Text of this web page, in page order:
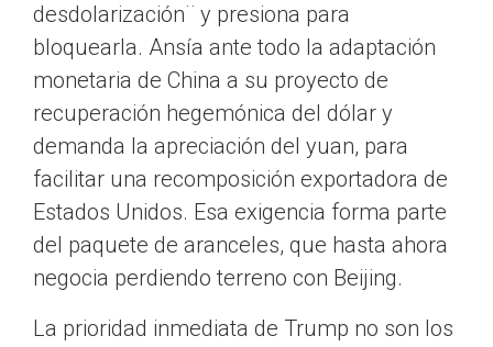
desdolarización¨ y presiona para
bloquearla. Ansía ante todo la adaptación
monetaria de China a su proyecto de
recuperación hegemónica del dólar y
demanda la apreciación del yuan, para
facilitar una recomposición exportadora de
Estados Unidos. Esa exigencia forma parte
del paquete de aranceles, que hasta ahora
negocia perdiendo terreno con Beijing.
La prioridad inmediata de Trump no son los